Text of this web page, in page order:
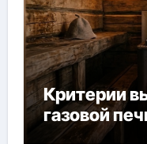
Критерии
газовой